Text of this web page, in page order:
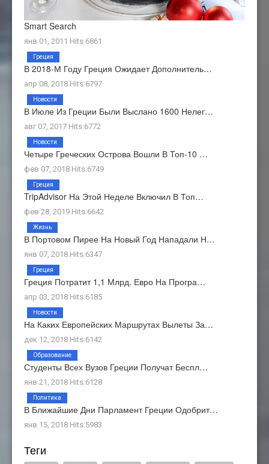
Smart Search
янв 01, 2011 Hits:6861
В 2018-М Году Греция Ожидает Дополнитель…
апр 08, 2018 Hits:6797
Греция
В Июле Из Греции Были Выслано 1600 Нелег…
авг 07, 2017 Hits:6772
Новости
Четыре Греческих Острова Вошли В Топ-10 …
фев 07, 2018 Hits:6749
Новости
TripAdvisor На Этой Неделе Включил В Топ…
фев 28, 2019 Hits:6642
Греция
В Портовом Пирее На Новый Год Нападали Н…
янв 07, 2018 Hits:6347
Жизнь
Греция Потратит 1,1 Млрд. Евро На Програ…
апр 03, 2018 Hits:6185
Греция
На Каких Европейских Маршрутах Вылеты За…
дек 12, 2018 Hits:6142
Новости
Студенты Всех Вузов Греции Получат Беспл…
янв 21, 2018 Hits:6128
Образование
В Ближайшие Дни Парламент Греции Одобрит…
янв 15, 2018 Hits:5983
Политика
Теги